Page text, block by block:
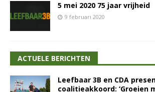
5 mei 2020 75 jaar vrijheid
9 februari 2020
ACTUELE BERICHTEN
Leefbaar 3B en CDA
coalitieakkoord: ‘Groeien